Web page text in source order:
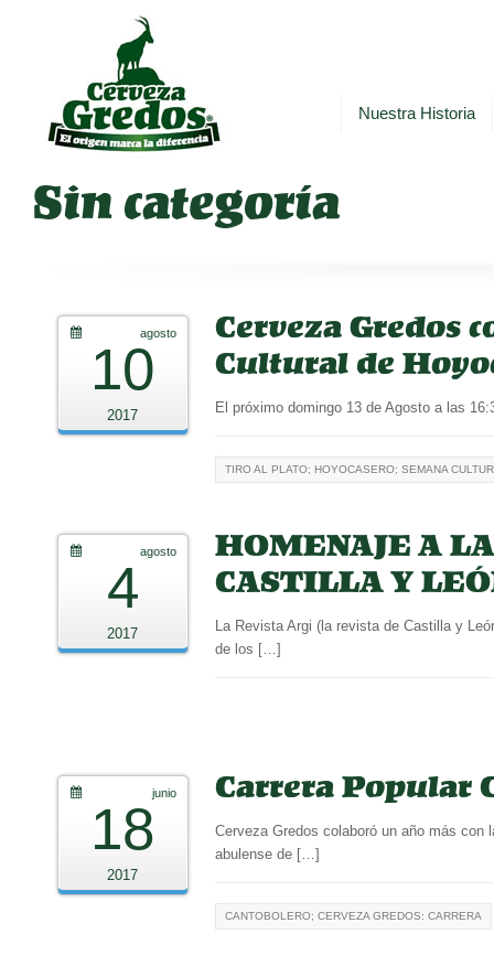
Nuestra Historia
Sin categoría
10
agosto
2017
Cerveza Gredos
Cultural de
El próximo domingo 13 de Agosto a las
TIRO AL PLATO; HOYOCASERO; SEMANA
4
agosto
2017
HOMENAJE A
CASTILLA Y
La Revista Argi (la revista de Castilla y
de los […]
18
junio
2017
Carrera Popular
Cerveza Gredos colaboró un año más
abulense de […]
CANTOBOLERO; CERVEZA GREDOS: CARRERA